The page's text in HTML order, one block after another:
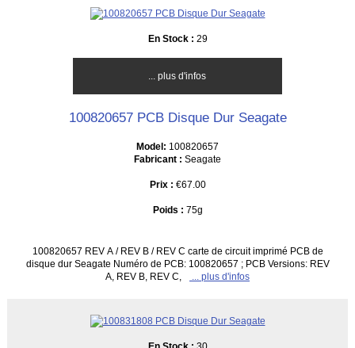
En Stock : 29
... plus d'infos
100820657 PCB Disque Dur Seagate
Model: 100820657
Fabricant : Seagate
Prix : €67.00
Poids : 75g
100820657 REV A / REV B / REV C carte de circuit imprimé PCB de
disque dur Seagate Numéro de PCB: 100820657 ; PCB Versions: REV
A, REV B, REV C,
... plus d'infos
En Stock : 30